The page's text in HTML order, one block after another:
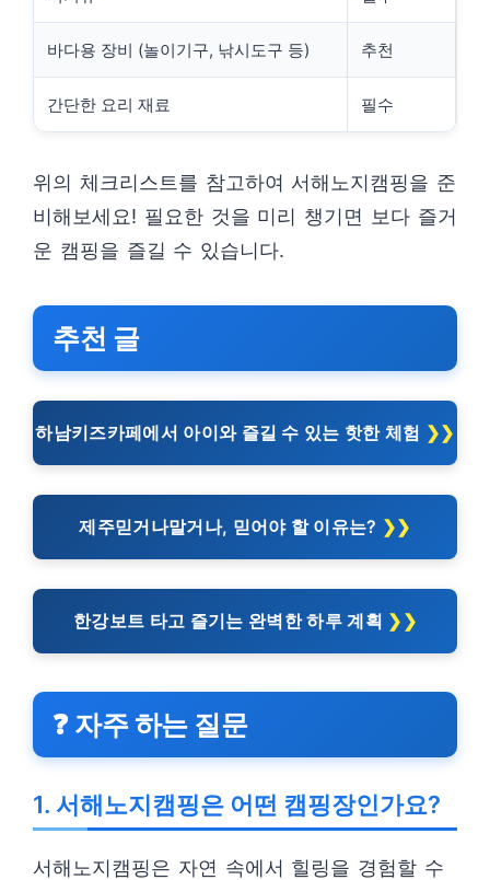
바다용 장비 (놀이기구, 낚시도구 등) 추천
간단한 요리 재료 필수
위의 체크리스트를 참고하여 서해노지캠핑을 준
비해보세요! 필요한 것을 미리 챙기면 보다 즐거
운 캠핑을 즐길 수 있습니다.
추천 글
하남키즈카페에서 아이와 즐길 수 있는 핫한 체험
제주믿거나말거나, 믿어야 할 이유는?
한강보트 타고 즐기는 완벽한 하루 계획
❓ 자주 하는 질문
1. 서해노지캠핑은 어떤 캠핑장인가요?
서해노지캠핑은 자연 속에서 힐링을 경험할 수